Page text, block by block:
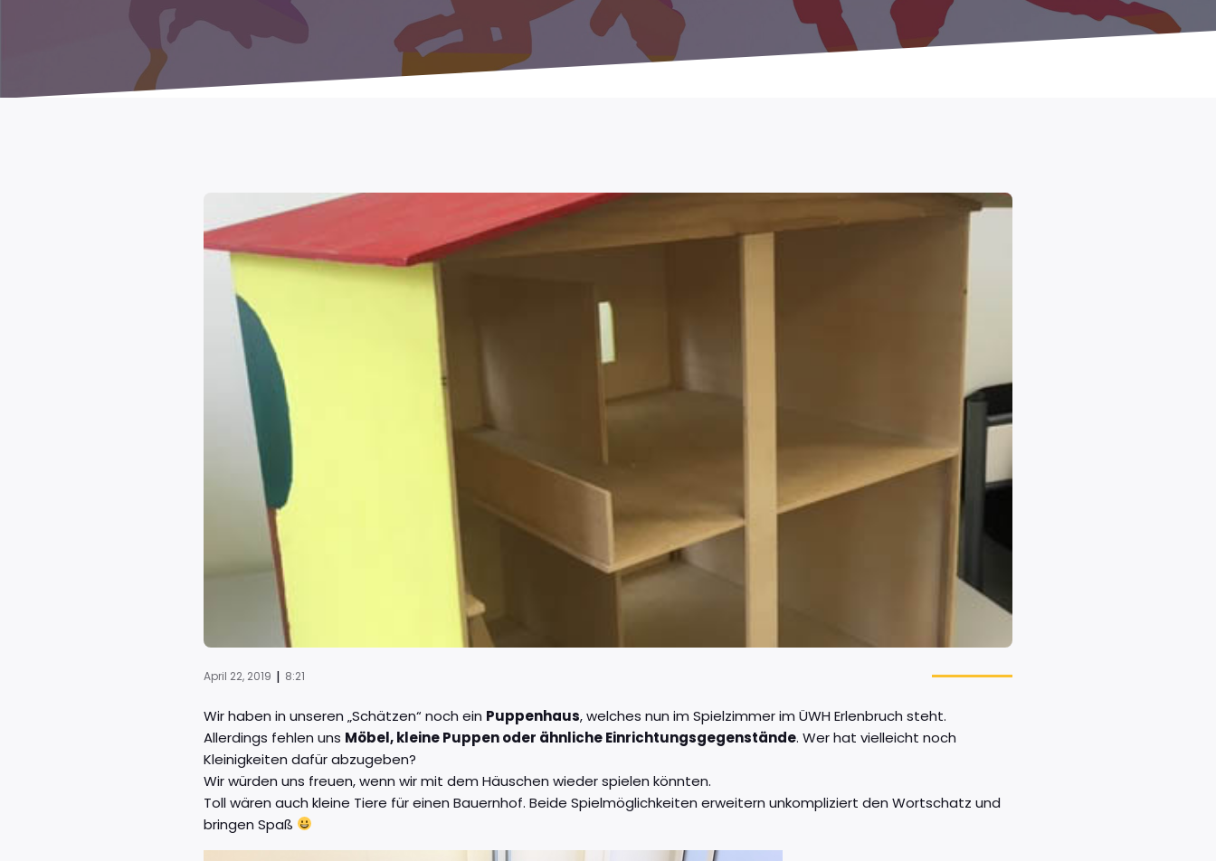
April 22, 2019 | 8:21
Wir haben in unseren „Schätzen“ noch ein Puppenhaus, welches nun im Spielzimmer im ÜWH Erlenbruch steht.
Allerdings fehlen uns Möbel, kleine Puppen oder ähnliche Einrichtungsgegenstände. Wer hat vielleicht noch
Kleinigkeiten dafür abzugeben?
Wir würden uns freuen, wenn wir mit dem Häuschen wieder spielen könnten.
Toll wären auch kleine Tiere für einen Bauernhof. Beide Spielmöglichkeiten erweitern unkompliziert den Wortschatz und
bringen Spaß